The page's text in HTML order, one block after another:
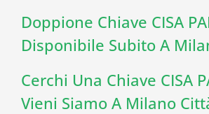
Doppione Chiave CISA
Disponibile Subito A
Cerchi Una Chiave CISA
Vieni Siamo A Milano